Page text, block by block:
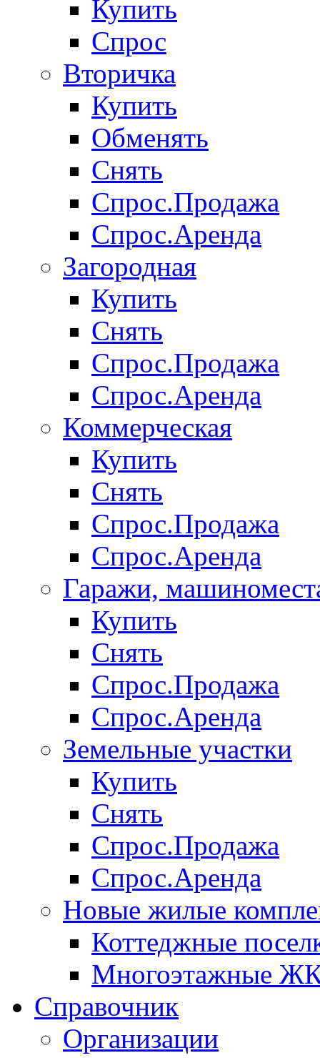
Купить
Спрос
Вторичка
Купить
Обменять
Снять
Спрос.Продажа
Спрос.Аренда
Загородная
Купить
Снять
Спрос.Продажа
Спрос.Аренда
Коммерческая
Купить
Снять
Спрос.Продажа
Спрос.Аренда
Гаражи,
Купить
Снять
Спрос.Продажа
Спрос.Аренда
Земельные участки
Купить
Снять
Спрос.Продажа
Спрос.Аренда
Новые жилые
Коттеджные
Многоэтажные
Справочник
Организации